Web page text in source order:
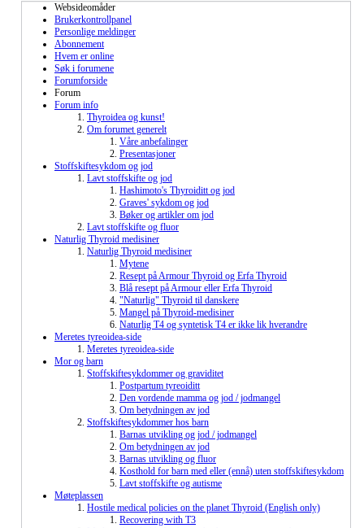
Websideomåder
Brukerkontrollpanel
Personlige meldinger
Abonnement
Hvem er online
Søk i forumene
Forumforside
Forum
Forum info
Thyroidea og kunst!
Om forumet generelt
Våre anbefalinger
Presentasjoner
Stoffskiftesykdom og jod
Lavt stoffskifte og jod
Hashimoto's Thyroiditt og jod
Graves' sykdom og jod
Bøker og artikler om jod
Lavt stoffskifte og fluor
Naturlig Thyroid medisiner
Naturlig Thyroid medisiner
Mytene
Resept på Armour Thyroid og Erfa Thyroid
Blå resept på Armour eller Erfa Thyroid
"Naturlig" Thyroid til danskere
Mangel på Thyroid-medisiner
Naturlig T4 og syntetisk T4 er ikke lik hverandre
Meretes tyreoidea-side
Meretes tyreoidea-side
Mor og barn
Stoffskiftesykdommer og graviditet
Postpartum tyreoiditt
Den vordende mamma og jod / jodmangel
Om betydningen av jod
Stoffskiftesykdommer hos barn
Barnas utvikling og jod / jodmangel
Om betydningen av jod
Barnas utvikling og fluor
Kosthold for barn med eller (ennå) uten stoffskiftesykdom
Lavt stoffskifte og autisme
Møteplassen
Hostile medical policies on the planet Thyroid (English only)
Recovering with T3